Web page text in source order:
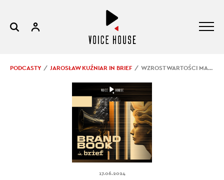
PODCASTY JAROSŁAW KUŹNIAR IN BRIEF WZROST WARTOŚCI MARKI NVIDIA O 178% DZIĘKI AI | BRANDBOOK IN BRIEF #36
17.06.2024